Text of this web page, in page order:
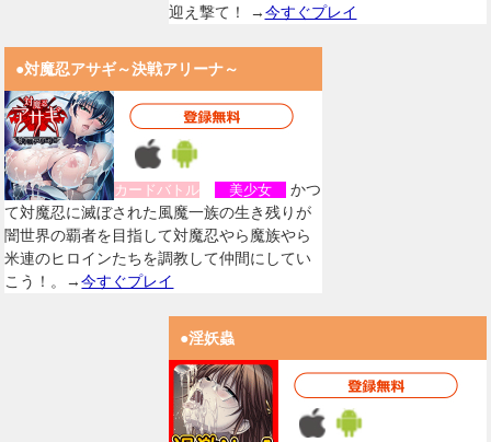
迎え撃て！ →今すぐプレイ
●対魔忍アサギ～決戦アリーナ～
カードバトル 美少女
かつ
て対魔忍に滅ぼされた風魔一族の生き残りが
闇世界の覇者を目指して対魔忍やら魔族やら
米連のヒロインたちを調教して仲間にしてい
こう！。→今すぐプレイ
●淫妖蟲